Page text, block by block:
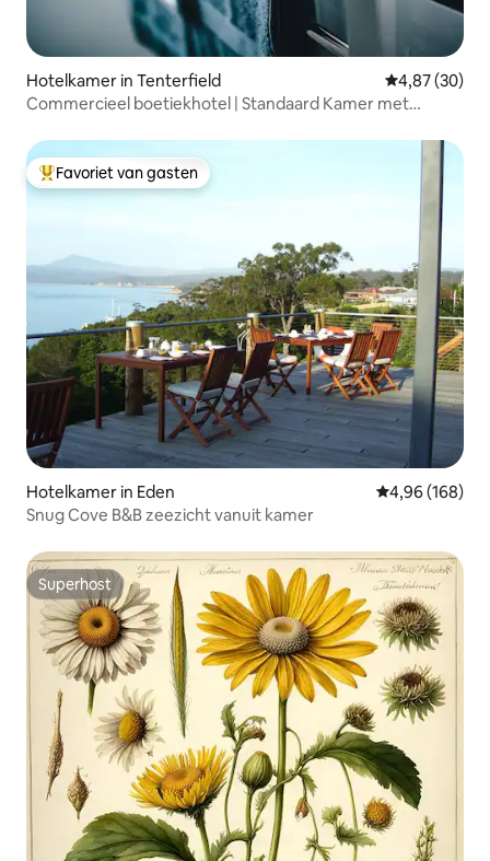
Hotelkamer in Tenterfield Gemiddelde
4,87 (30)
Commercieel boetiekhotel | Standaard Kamer met
Topfavoriet van gasten
Favoriet van gasten
Hotelkamer in Eden Gemiddelde
4,96 (168)
Snug Cove B&B zeezicht vanuit kamer
Superhost
Superhost